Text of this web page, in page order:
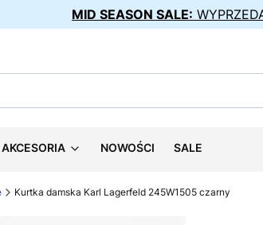
MID SEASON SALE:
AKCESORIA NOWOŚCI SALE
Kurtka damska Karl Lagerfeld 245W1505 czarny